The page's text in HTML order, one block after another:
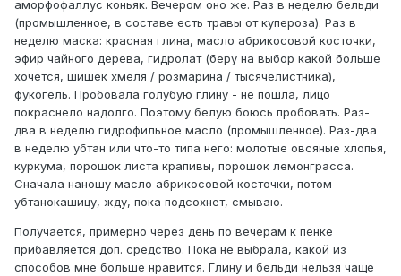
аморфофаллус коньяк. Вечером оно же. Раз в неделю бельди
(промышленное, в составе есть травы от купероза). Раз в
неделю маска: красная глина, масло абрикосовой косточки,
эфир чайного дерева, гидролат (беру на выбор какой больше
хочется, шишек хмеля / розмарина / тысячелистника),
фукогель. Пробовала голубую глину - не пошла, лицо
покраснело надолго. Поэтому белую боюсь пробовать. Раз-
два в неделю гидрофильное масло (промышленное). Раз-два
в неделю убтан или что-то типа него: молотые овсяные хлопья,
куркума, порошок листа крапивы, порошок лемонграсса.
Сначала наношу масло абрикосовой косточки, потом
убтанокашицу, жду, пока подсохнет, смываю.
Получается, примерно через день по вечерам к пенке
прибавляется доп. средство. Пока не выбрала, какой из
способов мне больше нравится. Глину и бельди нельзя чаще